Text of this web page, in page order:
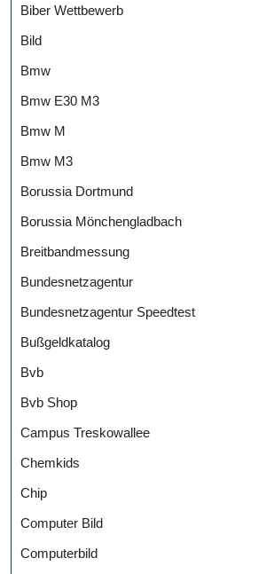
Biber Wettbewerb
Bild
Bmw
Bmw E30 M3
Bmw M
Bmw M3
Borussia Dortmund
Borussia Mönchengladbach
Breitbandmessung
Bundesnetzagentur
Bundesnetzagentur Speedtest
Bußgeldkatalog
Bvb
Bvb Shop
Campus Treskowallee
Chemkids
Chip
Computer Bild
Computerbild